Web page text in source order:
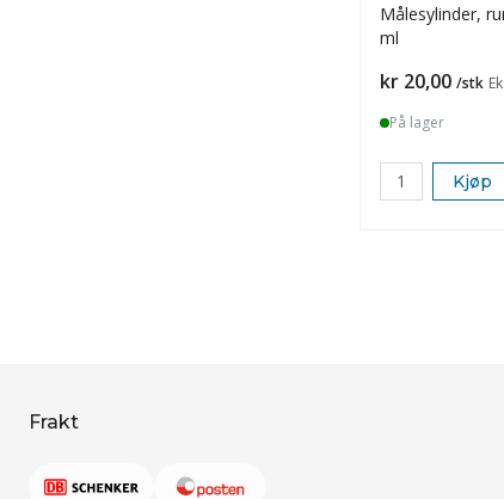
Målesylinder,
ml
Pris
kr 20,00 /stk
På lager
Kjøp
Frakt